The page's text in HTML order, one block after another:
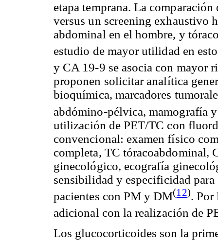
etapa temprana. La
versus un screening exhaustivo
abdominal en el hombre, y
estudio de mayor utilidad en
y CA 19-9 se asocia con mayor
proponen solicitar analítica
bioquímica, marcadores
abdómino-pélvica, mamografía
utilización de PET/TC con
convencional: examen físico
completa, TC tóracoabdominal,
ginecológico, ecografía
sensibilidad y especificidad
pacientes con PM y DM(12). Por
adicional con la realización de
Los glucocorticoides son la